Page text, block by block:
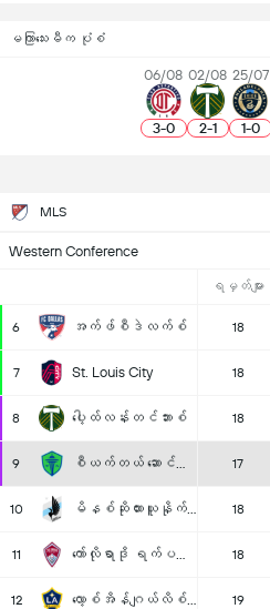
မကြာသေးမီက ပုံစံ
06/08
3-0
02/08
2-1
25/07
1-0
MLS
Western Conference
ရမှတ်များ
6 အက်ဖ်စီဒဲလက်စ် 18
7 St. Louis City 18
8 ပေါ့ထ်လန်းတင်ဘားစ် 18
9 စီယက်တယ် ဆောင်ဒါစ် 17
10 မိနစ်ဆိုထားယူနိုက်တက် 18
11 ကော်လိုရာဒို ရက်ပစ်စ် 18
12 လော့စ်အိန်ဂျယ်လိစ် ဂလာစီ 19